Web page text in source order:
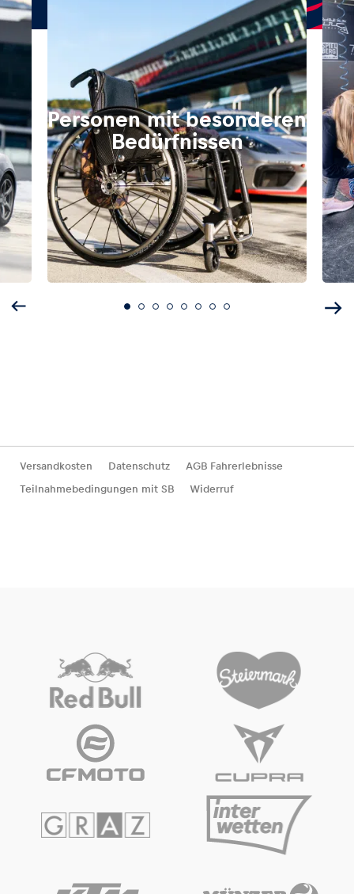
Personen mit besonderen
Bedürfnissen
Versandkosten Datenschutz
AGB Fahrerlebnisse
Teilnahmebedingungen mit SB
Widerruf